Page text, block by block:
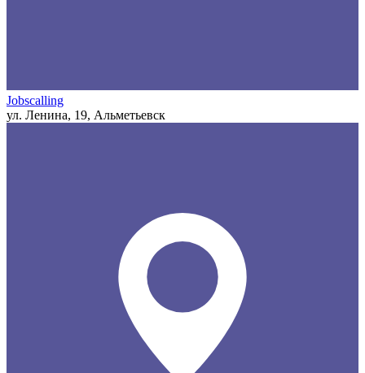
Jobscalling
ул. Ленина, 19, Альметьевск